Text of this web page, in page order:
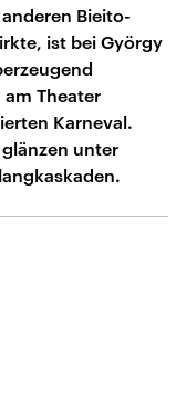
Bieito-
ist bei György
Theater
Karneval.
unter